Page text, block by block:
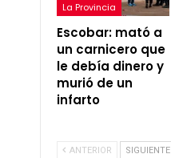
La Provincia
Escobar: mató a
un carnicero que
le debía dinero y
murió de un
infarto
ANTERIOR SIGUIENTE